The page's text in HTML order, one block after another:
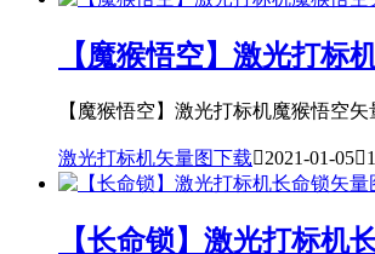
【魔猴悟空】激光打标
【魔猴悟空】激光打标机魔猴悟空
激光打标机矢量图下载2021-01-051
【长命锁】激光打标机